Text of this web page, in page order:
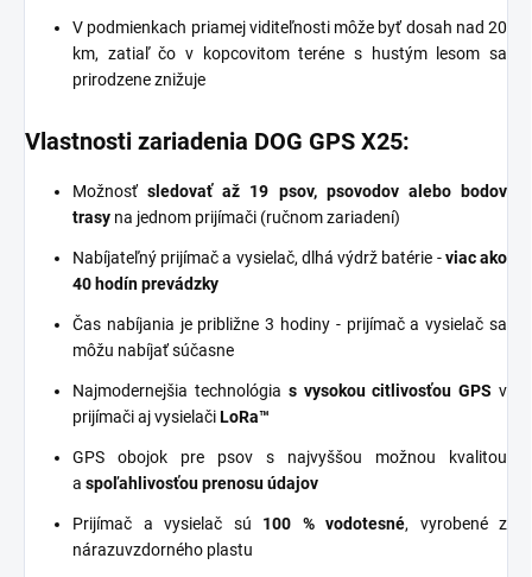
V podmienkach priamej viditeľnosti môže byť dosah nad 20
km, zatiaľ čo v kopcovitom teréne s hustým lesom sa
prirodzene znižuje
Vlastnosti zariadenia DOG GPS X25:
Možnosť sledovať až 19 psov, psovodov alebo bodov
trasy na jednom prijímači (ručnom zariadení)
Nabíjateľný prijímač a vysielač, dlhá výdrž batérie - viac ako
40 hodín prevádzky
Čas nabíjania je približne 3 hodiny - prijímač a vysielač sa
môžu nabíjať súčasne
Najmodernejšia technológia s vysokou citlivosťou GPS v
prijímači aj vysielačiLoRa™
GPS obojok pre psov s najvyššou možnou kvalitou
a spoľahlivosťou prenosu údajov
Prijímač a vysielač sú 100 % vodotesné, vyrobené z
nárazuvzdorného plastu